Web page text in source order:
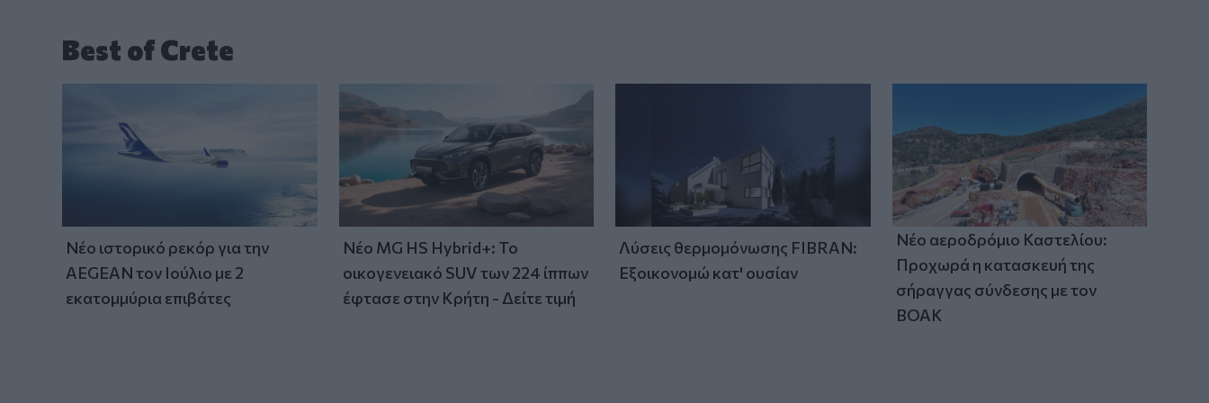
Βενιζέλος»: 37χρονος επιχείρησε να
πετάξει με τέσσερα μαχαίρια σε
χειραποσκευή
Best of Crete
Νέο ιστορικό ρεκόρ για την
AEGEAN τον Ιούλιο με 2
εκατομμύρια επιβάτες
Νέο MG HS Hybrid+: Το
οικογενειακό SUV των 224 ίππων
έφτασε στην Κρήτη - Δείτε τιμή
Λύσεις θερμομόνωσης FIBRAN:
Εξοικονομώ κατ' ουσίαν
Νέο αεροδρόμιο Καστελίου:
Προχωρά η κατασκευή της
σήραγγας σύνδεσης με τον
ΒΟΑΚ